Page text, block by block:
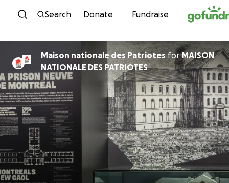
Skip to content
Search Donate Fundraise
Maison nationale des PatriotesforMAISON
NATIONALE DES PATRIOTES